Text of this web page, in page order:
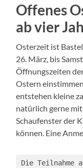
Offenes
ab vier
Osterzeit ist
26. März, bis
Öffnungszeiten
Ostern
entstehen kleine
natürlich gerne
Schaufenster der
können. Eine
Die Teilnahme